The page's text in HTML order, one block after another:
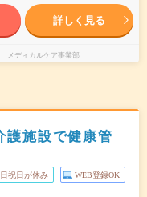
詳しく見る
メディカルケア事業部
護施設で健康管
祝日が休み WEB登録OK